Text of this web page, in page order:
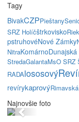
Tagy
BivakCZPPieštany
SRZ Holíčštrkovisko
pstruhovéNové Zámky
NitraKomárno
StredaGalantaMsO SRZ
RADAlososový
revírykaprový
Najnovšie foto
Previous